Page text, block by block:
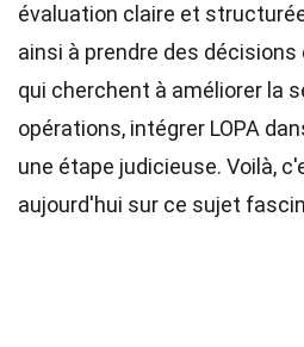
évaluation claire et
ainsi à prendre des
qui cherchent à améliorer la
opérations, intégrer LOPA
une étape judicieuse. Voilà,
aujourd'hui sur ce sujet